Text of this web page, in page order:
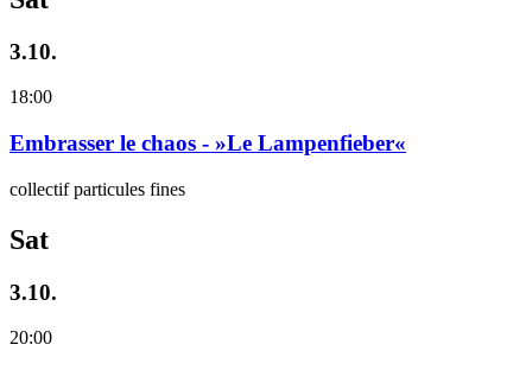
3.10.
18:00
Embrasser le chaos - »Le Lampenfieber«
collectif particules fines
Sat
3.10.
20:00